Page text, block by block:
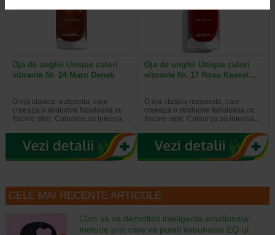
Oja de unghii Unique culori
vibrante Nr. 24 Maro Deneb
O oja clasica rezistenta, care
creeaza o stralucire fabuloasa cu
fiecare strat. Culoarea sa intensa…
Oja de unghii Unique culori
vibrante Nr. 17 Rosu Kassel…
O oja clasica rezistenta, care
creeaza o stralucire fabuloasa cu
fiecare strat. Culoarea sa intensa…
CELE MAI RECENTE ARTICOLE
Cum sa va dezvoltati inteligenta emotionala:
metode prin care va puteti imbunatati EQ-ul